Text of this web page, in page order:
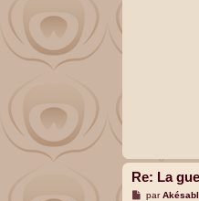
Re: La
Mpar